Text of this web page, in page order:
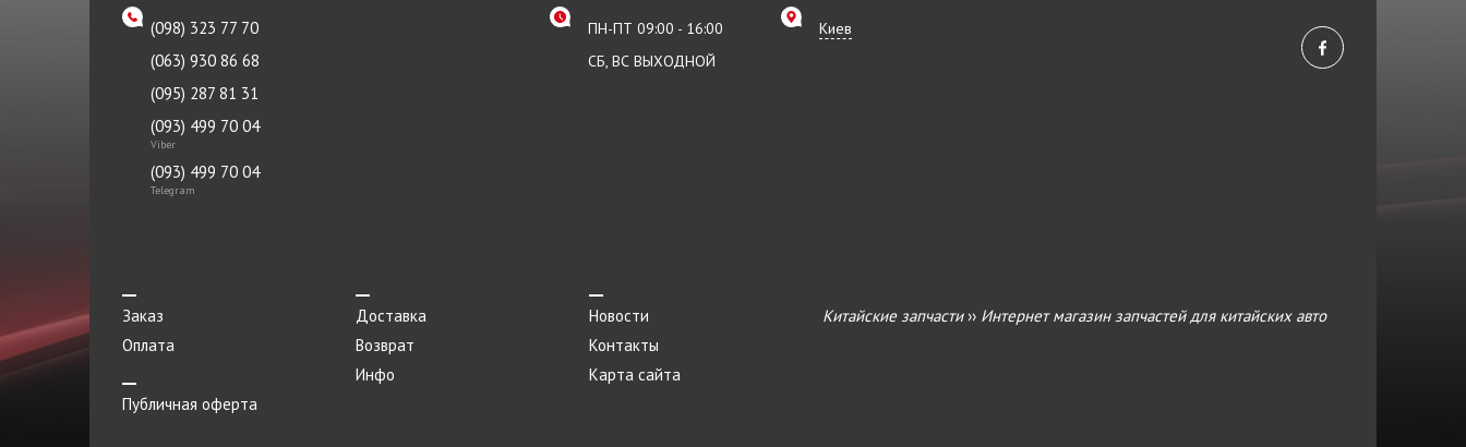
(098) 323 77 70
(063) 930 86 68
(095) 287 81 31
(093) 499 70 04
Viber
(093) 499 70 04
Telegram
ПН-ПТ 09:00 - 16:00
СБ, ВС ВЫХОДНОЙ
Киев
Заказ
Оплата
Доставка
Возврат
Инфо
Новости
Контакты
Карта сайта
Публичная оферта
Китайские запчасти›› Интернет магазин запчастей для китайских авто